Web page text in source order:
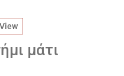
μάτι